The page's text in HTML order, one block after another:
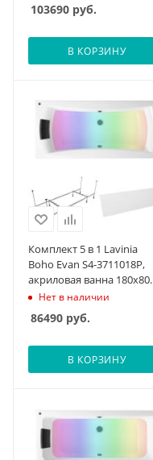
монтажным набором,
подголовник, лицевой
экран, хромотерапия
103690 руб.
В КОРЗИНУ
Комплект 5 в 1 Lavinia
Boho Evan S4-3711018P,
акриловая ванна 180x80
см, усиленный
металлический каркас с
монтажным набором,
подголовник, лицевой
экран, хромотерапия
Нет в наличии
86490 руб.
В КОРЗИНУ